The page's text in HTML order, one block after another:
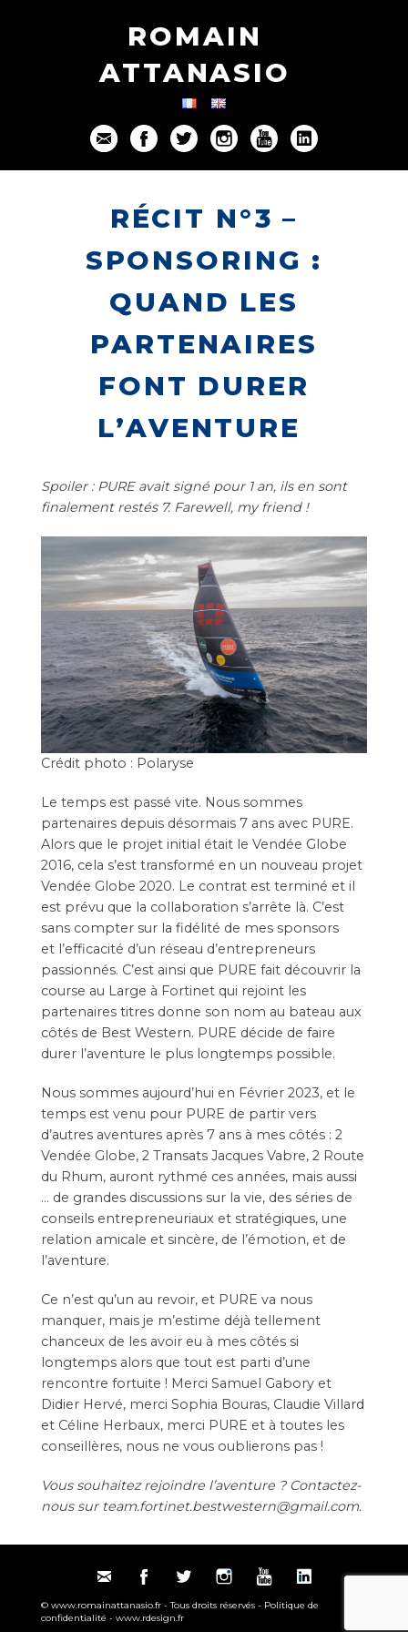
ROMAIN
ATTANASIO
RÉCIT N°3 –
SPONSORING :
QUAND LES
PARTENAIRES
FONT DURER
L’AVENTURE
Spoiler : PURE avait signé pour 1 an, ils en sont
finalement restés 7. Farewell, my friend !
Crédit photo : Polaryse
Le temps est passé vite. Nous sommes
partenaires depuis désormais 7 ans avec PURE.
Alors que le projet initial était le Vendée Globe
2016, cela s’est transformé en un nouveau projet
Vendée Globe 2020. Le contrat est terminé et il
est prévu que la collaboration s’arrête là. C’est
sans compter sur la fidélité de mes sponsors
et l’efficacité d’un réseau d’entrepreneurs
passionnés. C’est ainsi que PURE fait découvrir la
course au Large à Fortinet qui rejoint les
partenaires titres donne son nom au bateau aux
côtés de Best Western. PURE décide de faire
durer l’aventure le plus longtemps possible.
Nous sommes aujourd’hui en Février 2023, et le
temps est venu pour PURE de partir vers
d’autres aventures après 7 ans à mes côtés : 2
Vendée Globe, 2 Transats Jacques Vabre, 2 Route
du Rhum, auront rythmé ces années, mais aussi
… de grandes discussions sur la vie, des séries de
conseils entrepreneuriaux et stratégiques, une
relation amicale et sincère, de l’émotion, et de
l’aventure.
Ce n’est qu’un au revoir, et PURE va nous
manquer, mais je m’estime déjà tellement
chanceux de les avoir eu à mes côtés si
longtemps alors que tout est parti d’une
rencontre fortuite ! Merci Samuel Gabory et
Didier Hervé, merci Sophia Bouras, Claudie Villard
et Céline Herbaux, merci PURE et à toutes les
conseillères, nous ne vous oublierons pas !
Vous souhaitez rejoindre l’aventure ? Contactez-
nous sur team.fortinet.bestwestern@gmail.com.
© www.romainattanasio.fr - Tous droits réservés - Politique de
confidentialité - www.rdesign.fr